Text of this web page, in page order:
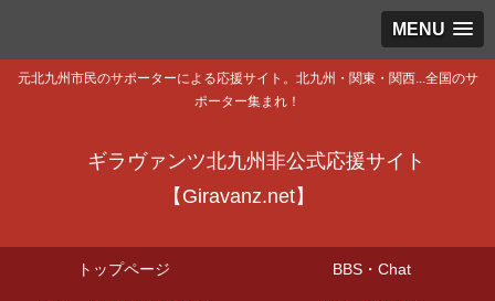
MENU
元北九州市民のサポーターによる応援サイト。北九州・関東・関西...全国のサ
ポーター集まれ！
ギラヴァンツ北九州非公式応援サイト
【Giravanz.net】
トップページ BBS・Chat